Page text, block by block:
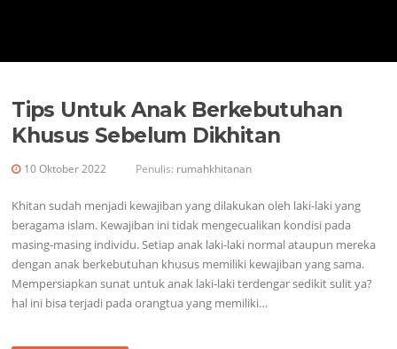
Tips Untuk Anak Berkebutuhan
Khusus Sebelum Dikhitan
10 Oktober 2022 Penulis: rumahkhitanan
Khitan sudah menjadi kewajiban yang dilakukan oleh laki-laki yang
beragama islam. Kewajiban ini tidak mengecualikan kondisi pada
masing-masing individu. Setiap anak laki-laki normal ataupun mereka
dengan anak berkebutuhan khusus memiliki kewajiban yang sama.
Mempersiapkan sunat untuk anak laki-laki terdengar sedikit sulit ya?
hal ini bisa terjadi pada orangtua yang memiliki…